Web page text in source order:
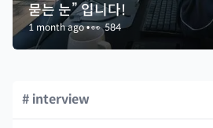
묻는 눈” 입니다!
1 month ago•👀584
# interview